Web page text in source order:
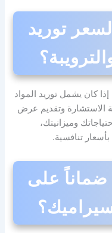
توريد
كان يشمل توريد المواد
الاستشارة وتقديم عرض
وميزانيتك،
بأسعار تنافسية.
ضماناً على